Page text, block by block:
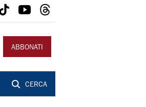
ABBONATI
CERCA